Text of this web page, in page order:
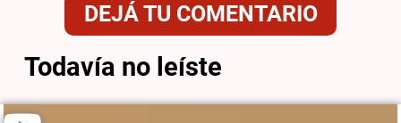
DEJÁ TU COMENTARIO
Todavía no leíste